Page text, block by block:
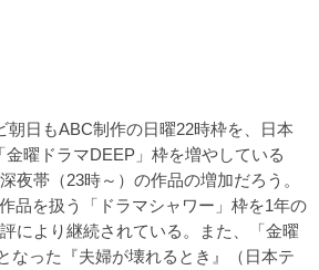
日もABC制作の日曜22時枠を、日本
金曜ドラマDEEP」枠を増やしている
夜帯（23時～）の作品の増加だろう。
品を扱う「ドラマシャワー」枠を1年の
により継続されている。また、「金曜
なった『夫婦が壊れるとき』（日本テ